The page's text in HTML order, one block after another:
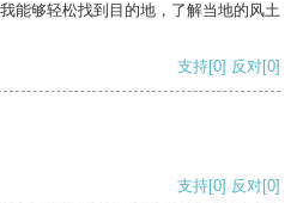
能够轻松找到目的地，了解当地的风土
支持[0] 反对[0]
支持[0] 反对[0]